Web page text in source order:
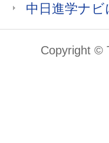
中日進学ナビ
Copyright ©